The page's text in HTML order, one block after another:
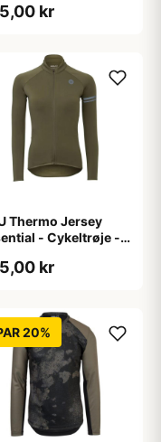
kr
Thermo Jersey
- Cykeltrøje -
kr
20%